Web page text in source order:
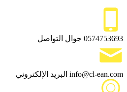
0574753693 جوال التواصل
info@cl-ean.com البريد الإلكتروني